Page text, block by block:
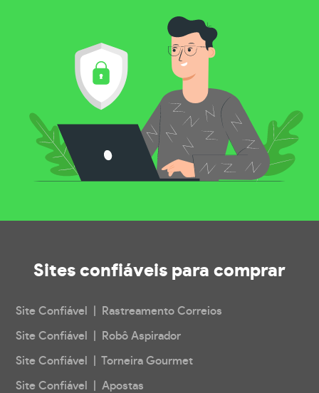
Sites confiáveis para comprar
Site Confiável | Rastreamento Correios
Site Confiável | Robô Aspirador
Site Confiável | Torneira Gourmet
Site Confiável | Apostas